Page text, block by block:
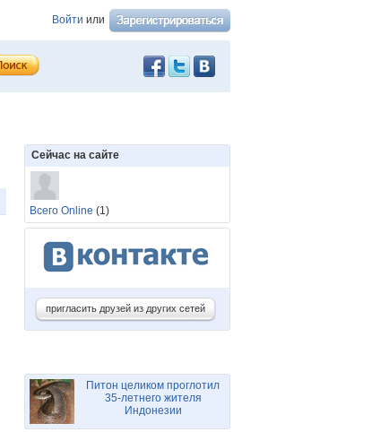
Войти или
Сейчас на сайте
Всего Online (1)
пригласить друзей из других сетей
Питон целиком проглотил
35-летнего жителя
Индонезии